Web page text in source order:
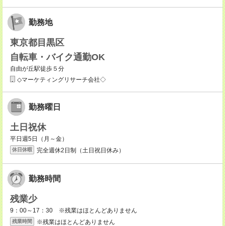
勤務地
東京都目黒区
自転車・バイク通勤OK
自由が丘駅徒歩５分
◇マーケティングリサーチ会社◇
勤務曜日
土日祝休
平日週5日（月～金）
休日休暇 完全週休2日制（土日祝日休み）
勤務時間
残業少
9：00～17：30 ※残業はほとんどありません
残業時間 ※残業はほとんどありません